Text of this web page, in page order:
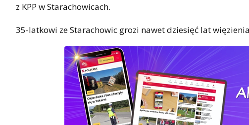
z KPP w Starachowicach.
35-latkowi ze Starachowic grozi nawet dziesięć lat